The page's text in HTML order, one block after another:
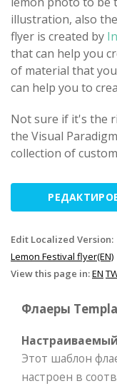
illustration, also
flyer is created by
that can help you
of material that
can help you to
Not sure if it's the
the Visual
collection of
Edit Localized Version:
Lemon Festival flyer(EN)
View this page in:EN
Флаеры
Этот шаблон
настроен в